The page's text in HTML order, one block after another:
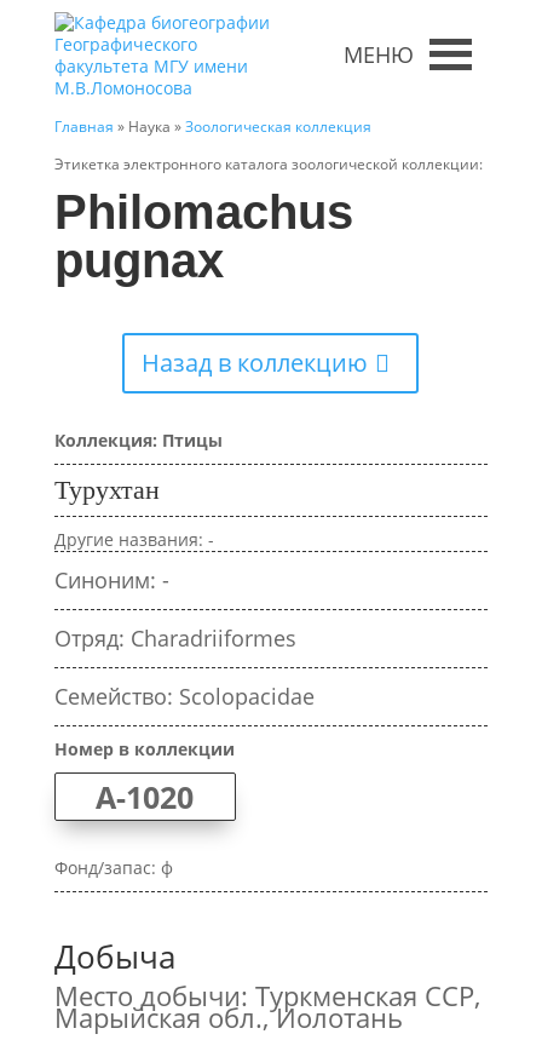
МЕНЮ
Главная » Наука »Зоологическая коллекция
Этикетка электронного каталога зоологической коллекции:
Philomachus
pugnax
Назад в коллекцию
Коллекция: Птицы
Турухтан
Другие названия: -
Синоним: -
Отряд: Charadriiformes
Семейство: Scolopacidae
Номер в коллекции
А-1020
Фонд/запас: ф
Добыча
Место добычи: Туркменская ССР,
Марыйская обл., Иолотань